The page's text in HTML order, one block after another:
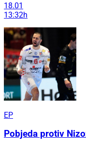
18.01
13:32h
EP
Pobjeda protiv